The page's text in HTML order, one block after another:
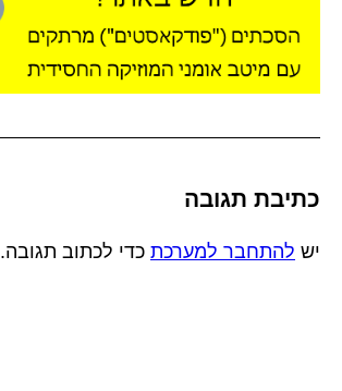
כתיבת תגובה
יש להתחבר למערכת כדי לכתוב תגובה.